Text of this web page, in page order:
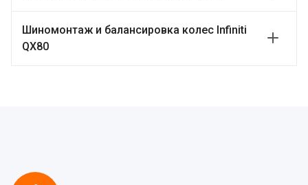
Шиномонтаж и балансировка колес Infiniti
QX80